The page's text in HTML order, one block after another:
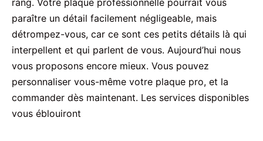
paraître un détail facilement négligeable, mais
détrompez-vous, car ce sont ces petits détails là qui
interpellent et qui parlent de vous. Aujourd’hui nous
vous proposons encore mieux. Vous pouvez
personnaliser vous-même votre plaque pro, et la
commander dès maintenant. Les services disponibles
vous éblouiront